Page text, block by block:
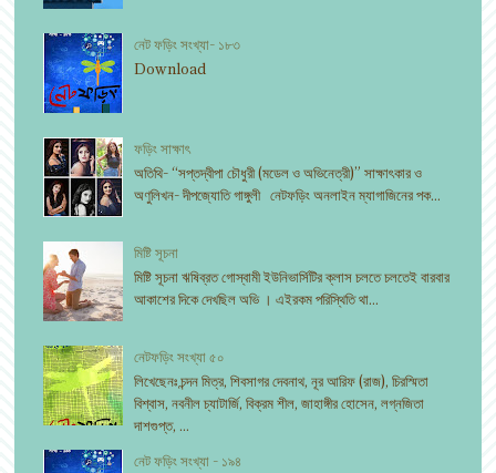
নেট ফড়িং সংখ্যা- ১৮৩
Download
ফড়িং সাক্ষাৎ
অতিথি- “সপ্তদ্বীপা চৌধুরী (মডেল ও অভিনেত্রী)” সাক্ষাৎকার ও
অণুলিখন- দীপজ্যোতি গাঙ্গুলী নেটফড়িং অনলাইন ম্যাগাজিনের পক...
মিষ্টি সূচনা
মিষ্টি সূচনা ঋষিব্রত গোস্বামী ইউনিভার্সিটির ক্লাস চলতে চলতেই বারবার
আকাশের দিকে দেখছিল অভি । এইরকম পরিস্থিতি থা...
নেটফড়িং সংখ্যা ৫০
লিখেছেনঃ চন্দন মিত্র, শিবসাগর দেবনাথ, নূর আরিফ (রাজ), চিরস্মিতা
বিশ্বাস, নবনীল চ্যাটার্জি, বিক্রম শীল, জাহাঙ্গীর হোসেন, লগ্নজিতা
দাশগুপ্ত, ...
নেট ফড়িং সংখ্যা - ১৯৪